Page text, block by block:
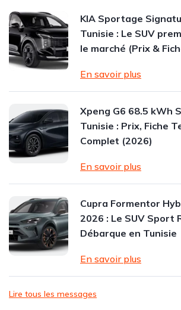
KIA Sportage
Tunisie : Le SUV
le marché (Prix &
En savoir plus
Xpeng G6 68.5 kWh
Tunisie : Prix, Fiche
Complet (2026)
En savoir plus
Cupra Formentor
2026 : Le SUV Sport
Débarque en Tunisie
En savoir plus
Lire tous les messages